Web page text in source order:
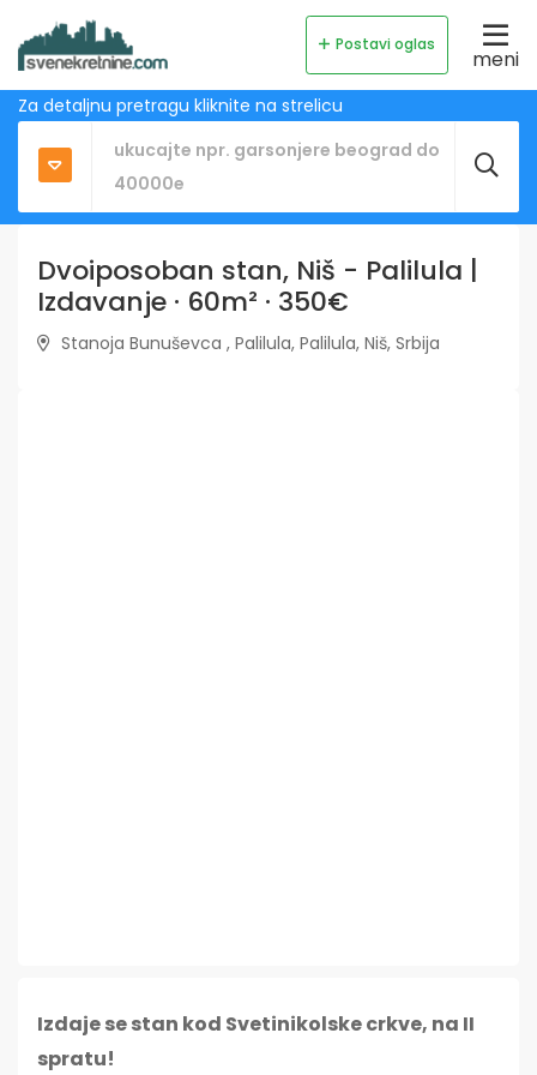
Postavi oglas
meni
Za detaljnu pretragu kliknite na strelicu
Dvoiposoban stan, Niš - Palilula |
Izdavanje · 60m² · 350€
Stanoja Bunuševca , Palilula, Palilula, Niš, Srbija
Izdaje se stan kod Svetinikolske crkve, na II
spratu!